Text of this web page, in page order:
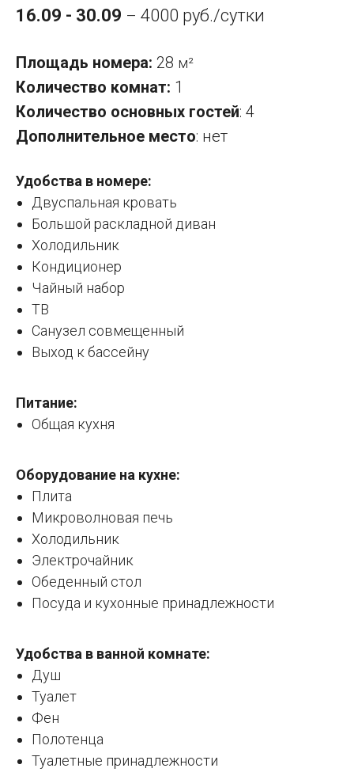
16.09 - 30.09 – 4000 руб./сутки
Площадь номера: 28 м²
Количество комнат: 1
Количество основных гостей: 4
Дополнительное место: нет
Удобства в номере:
Двуспальная кровать
Большой раскладной диван
Холодильник
Кондиционер
Чайный набор
ТВ
Санузел совмещенный
Выход к бассейну
Питание:
Общая кухня
Оборудование на кухне:
Плита
Микроволновая печь
Холодильник
Электрочайник
Обеденный стол
Посуда и кухонные принадлежности
Удобства в ванной комнате:
Душ
Туалет
Фен
Полотенца
Туалетные принадлежности